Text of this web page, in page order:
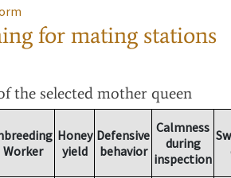
for mating stations
the selected mother queen
Worker
Honey
yield
Defensive
behavior
Calmness
during
inspection